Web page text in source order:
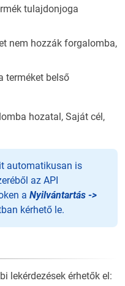
tulajdonjoga
nem hozzák forgalomba,
terméket belső
hozatal, Saját cél,
automatikusan is
az API
a Nyilvántartás ->
kérhető le.
lekérdezések érhetők el: